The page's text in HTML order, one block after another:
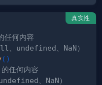
真实性
何内容
undefined、NaN）
( )
何内容
、NaN）